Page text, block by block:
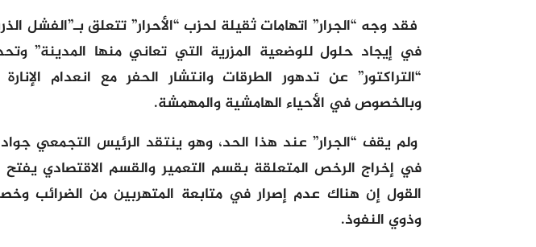
فقد وجه “الجرار” اتهامات ثقيلة لحزب “الأحرار” تتعلق بـ”الفشل
في إيجاد حلول للوضعية المزرية التي تعاني منها المدينة”
“التراكتور” عن تدهور الطرقات وانتشار الحفر مع انعدام
وبالخصوص في الأحياء الهامشية والمهمشة.
ولم يقف “الجرار” عند هذا الحد، وهو ينتقد الرئيس التجمعي
في إخراج الرخص المتعلقة بقسم التعمير والقسم الاقتصادي
القول إن هناك عدم إصرار في متابعة المتهربين من الضرائب
وذوي النفوذ.